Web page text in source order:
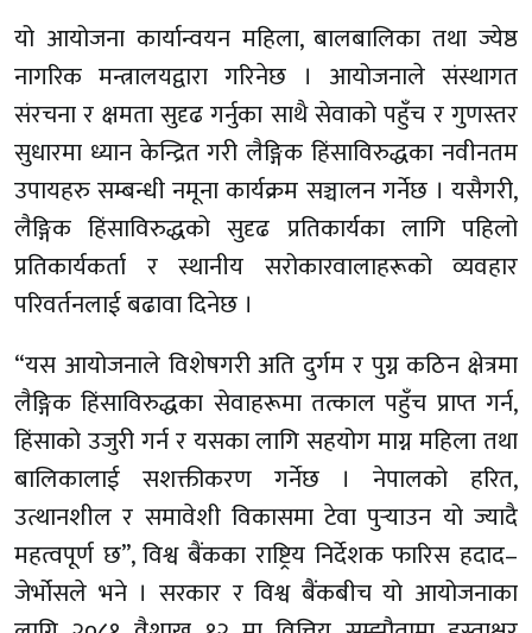
यो आयोजना कार्यान्वयन महिला, बालबालिका तथा ज्येष्ठ
नागरिक मन्त्रालयद्वारा गरिनेछ । आयोजनाले संस्थागत
संरचना र क्षमता सुदृढ गर्नुका साथै सेवाको पहुँच र गुणस्तर
सुधारमा ध्यान केन्द्रित गरी लैङ्गिक हिंसाविरुद्धका नवीनतम
उपायहरु सम्बन्धी नमूना कार्यक्रम सञ्चालन गर्नेछ । यसैगरी,
लैङ्गिक हिंसाविरुद्धको सुदृढ प्रतिकार्यका लागि पहिलो
प्रतिकार्यकर्ता र स्थानीय सरोकारवालाहरूको व्यवहार
परिवर्तनलाई बढावा दिनेछ ।
“यस आयोजनाले विशेषगरी अति दुर्गम र पुग्न कठिन क्षेत्रमा
लैङ्गिक हिंसाविरुद्धका सेवाहरूमा तत्काल पहुँच प्राप्त गर्न,
हिंसाको उजुरी गर्न र यसका लागि सहयोग माग्न महिला तथा
बालिकालाई सशक्तीकरण गर्नेछ । नेपालको हरित,
उत्थानशील र समावेशी विकासमा टेवा पुर्‍याउन यो ज्यादै
महत्वपूर्ण छ”, विश्व बैंकका राष्ट्रिय निर्देशक फारिस हदाद–
जेर्भोसले भने । सरकार र विश्व बैंकबीच यो आयोजनाका